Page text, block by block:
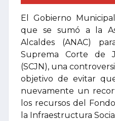
El Gobierno
que se sumó a la
Alcaldes (ANAC)
Suprema Corte de
(SCJN), una
objetivo de evitar
nuevamente un
los recursos del
la Infraestructura